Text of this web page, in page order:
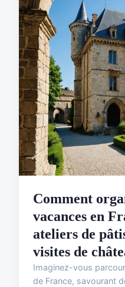
Comment
vacances en
ateliers de
visites de
Imaginez-vous
de France, savourant